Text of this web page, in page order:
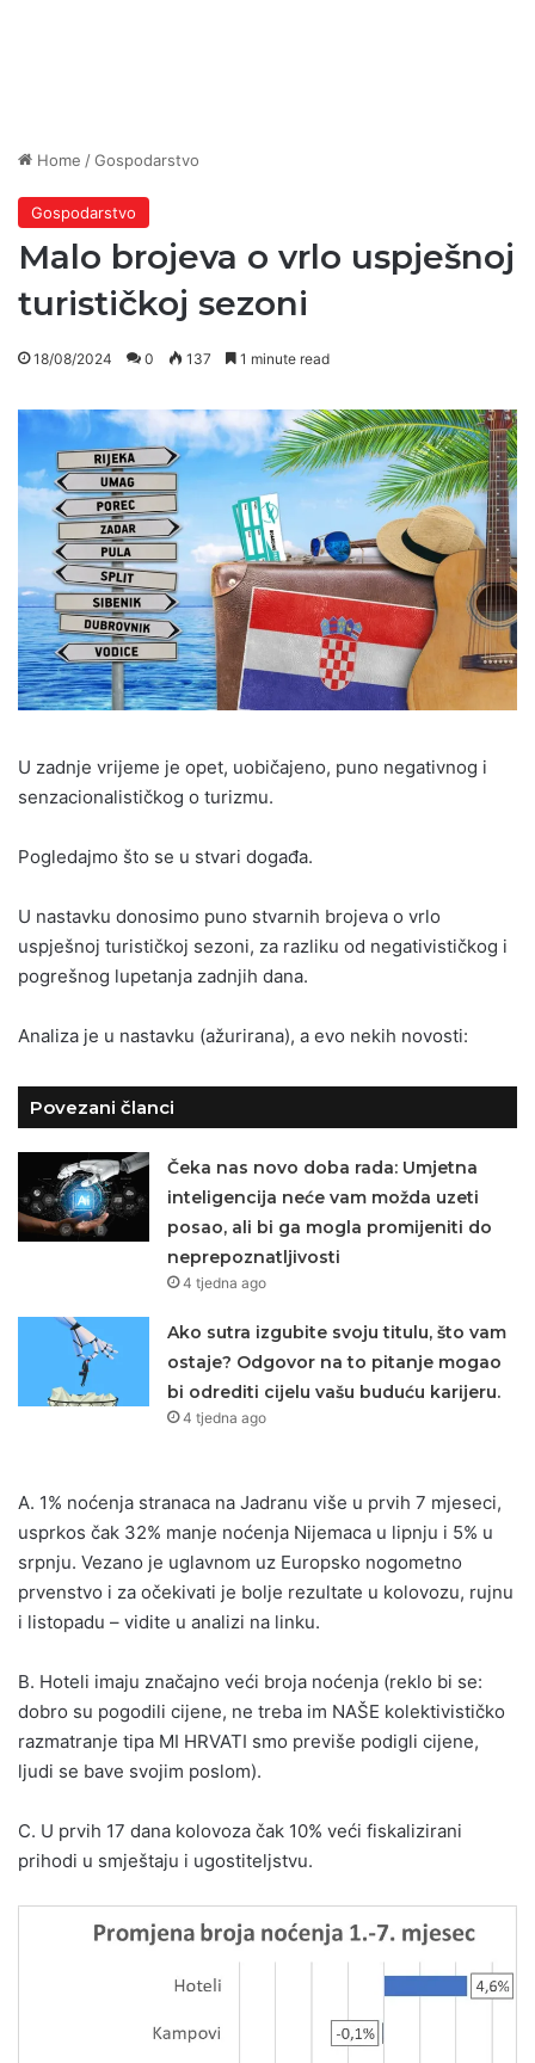
Home /Gospodarstvo
Gospodarstvo
Malo brojeva o vrlo uspješnoj
turističkoj sezoni
18/08/2024 0 137 1 minute read
U zadnje vrijeme je opet, uobičajeno, puno negativnog i
senzacionalističkog o turizmu.
Pogledajmo što se u stvari događa.
U nastavku donosimo puno stvarnih brojeva o vrlo
uspješnoj turističkoj sezoni, za razliku od negativističkog i
pogrešnog lupetanja zadnjih dana.
Analiza je u nastavku (ažurirana), a evo nekih novosti:
Povezani članci
Čeka nas novo doba rada: Umjetna
inteligencija neće vam možda uzeti
posao, ali bi ga mogla promijeniti do
neprepoznatljivosti
4 tjedna ago
Ako sutra izgubite svoju titulu, što vam
ostaje? Odgovor na to pitanje mogao
bi odrediti cijelu vašu buduću karijeru.
4 tjedna ago
A. 1% noćenja stranaca na Jadranu više u prvih 7 mjeseci,
usprkos čak 32% manje noćenja Nijemaca u lipnju i 5% u
srpnju. Vezano je uglavnom uz Europsko nogometno
prvenstvo i za očekivati je bolje rezultate u kolovozu, rujnu
i listopadu – vidite u analizi na linku.
B. Hoteli imaju značajno veći broja noćenja (reklo bi se:
dobro su pogodili cijene, ne treba im NAŠE kolektivističko
razmatranje tipa MI HRVATI smo previše podigli cijene,
ljudi se bave svojim poslom).
C. U prvih 17 dana kolovoza čak 10% veći fiskalizirani
prihodi u smještaju i ugostiteljstvu.